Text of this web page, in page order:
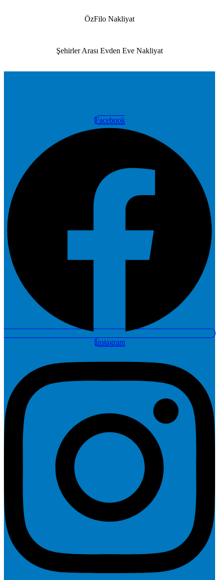
ÖzFilo Nakliyat
Şehirler Arası Evden Eve Nakliyat
Facebook
Instagram